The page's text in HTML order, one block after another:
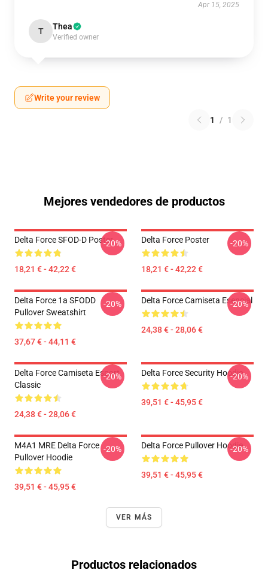
Apr 15, 2025
T Thea
Verified owner
Write your review
1 / 1
Mejores vendedores de productos
Delta Force SFOD-D Poster
18,21 € - 42,22 €
-20% Delta Force Poster
18,21 € - 42,22 €
-20%
Delta Force 1a SFODD
Pullover Sweatshirt
37,67 € - 44,11 €
-20% Delta Force Camiseta Esencial
24,38 € - 28,06 €
-20%
Delta Force Camiseta Esport
Classic
24,38 € - 28,06 €
-20% Delta Force Security Hoodie
39,51 € - 45,95 €
-20%
M4A1 MRE Delta Force
Pullover Hoodie
39,51 € - 45,95 €
-20% Delta Force Pullover Hoodie
39,51 € - 45,95 €
-20%
VER MÁS
Productos relacionados